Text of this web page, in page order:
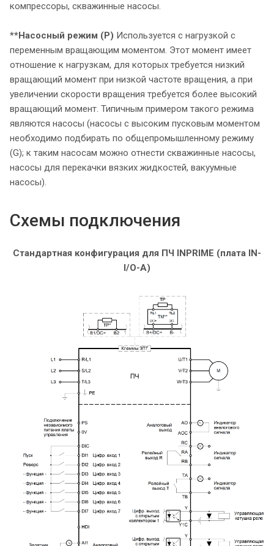
компрессоры, скважинные насосы.
**Насосный режим (P) Используется с нагрузкой с
переменным вращающим моментом. Этот момент имеет
отношение к нагрузкам, для которых требуется низкий
вращающий момент при низкой частоте вращения, а при
увеличении скорости вращения требуется более высокий
вращающий момент. Типичным примером такого режима
являются насосы (насосы с высоким пусковым моментом
необходимо подбирать по общепромышленному режиму
(G); к таким насосам можно отнести скважинные насосы,
насосы для перекачки вязких жидкостей, вакуумные
насосы).
Схемы подключения
Стандартная конфигурация для ПЧ INPRIME (плата IN-
I/O-A)